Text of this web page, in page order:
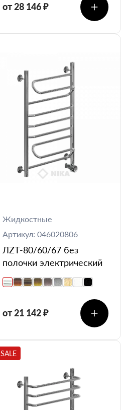
от 28 146 ₽
Жидкостные
Артикул: 046020806
ЛZT-80/60/67 без
полочки электрический
от 21 142 ₽
SALE